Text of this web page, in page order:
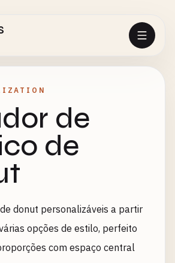
de
de
donut personalizáveis a partir
opções de estilo, perfeito
com espaço central